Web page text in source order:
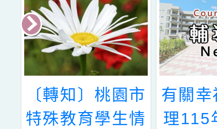
〔轉知〕桃園市
特殊教育學生情
有關
理115